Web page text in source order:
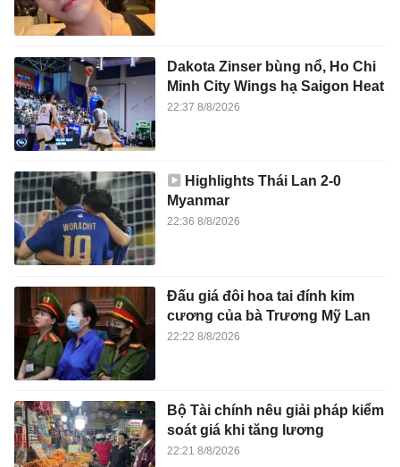
Dakota Zinser bùng nổ, Ho Chi
Minh City Wings hạ Saigon Heat
22:37 8/8/2026
Highlights Thái Lan 2-0
Myanmar
22:36 8/8/2026
Đấu giá đôi hoa tai đính kim
cương của bà Trương Mỹ Lan
22:22 8/8/2026
Bộ Tài chính nêu giải pháp kiểm
soát giá khi tăng lương
22:21 8/8/2026